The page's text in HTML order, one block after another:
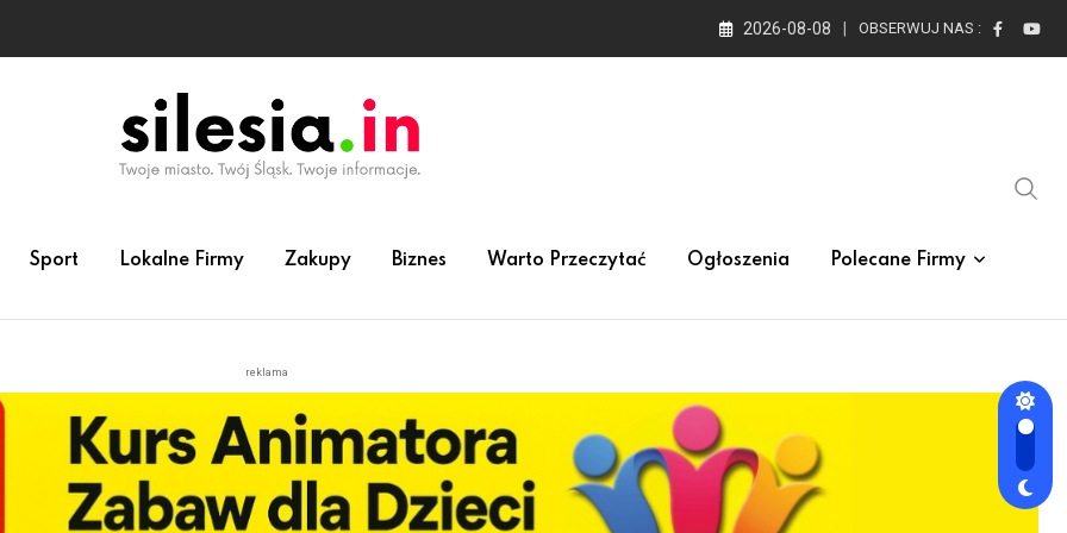
2026-08-08 OBSERWUJ NAS :
Sport Lokalne Firmy Zakupy Biznes Warto Przeczytać Ogłoszenia Polecane Firmy
reklama